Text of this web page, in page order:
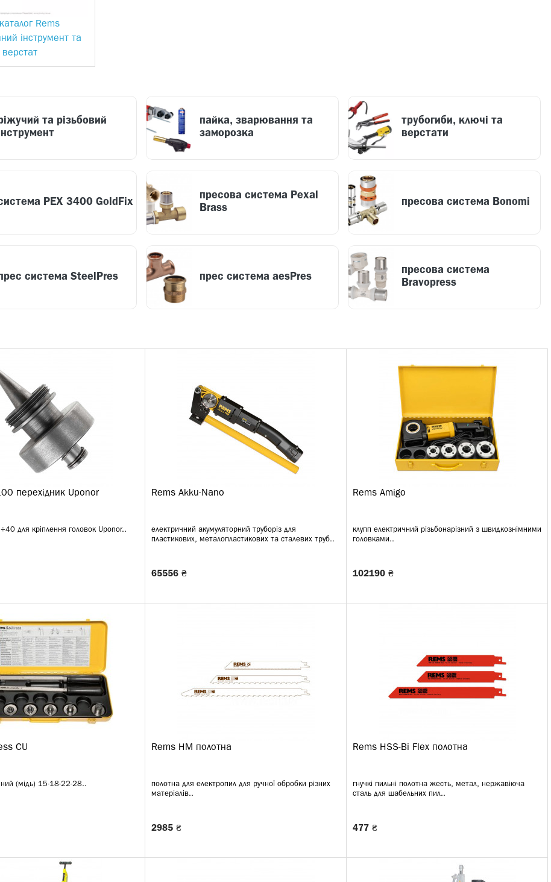
Rems
інструмент та
верстат
та різьбовий
пайка, зварювання та
заморозка
трубогиби, ключі та
верстати
PEX 3400 GoldFix
пресова система Pexal
Brass
пресова система Bonomi
система SteelPres прес система aesPres
пресова система
Bravopress
перехідник Uponor
для кріплення головок Uponor..
Rems Akku-Nano
електричний акумуляторний труборіз для
пластикових, металопластикових та сталевих труб..
65556 ₴
Rems Amigo
клупп електричний різьбонарізний з швидкознімними
головками..
102190 ₴
CU
(мідь) 15-18-22-28..
Rems HM полотна
полотна для електропил для ручної обробки різних
матеріалів..
2985 ₴
Rems HSS-Bi Flex полотна
гнучкі пильні полотна жесть, метал, нержавіюча
сталь для шабельних пил..
477 ₴